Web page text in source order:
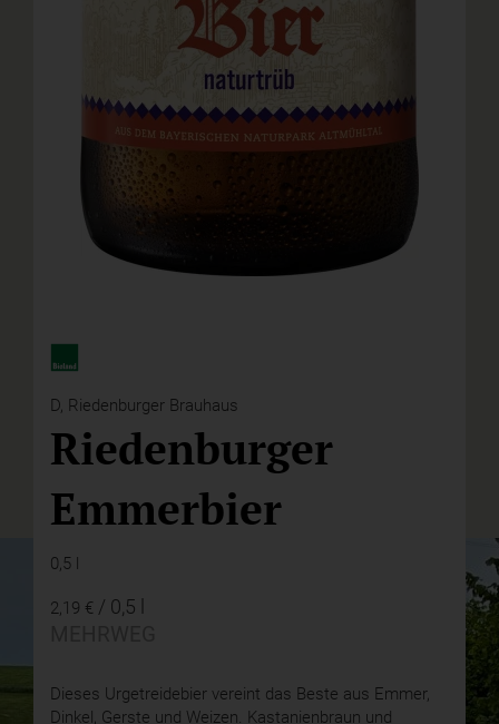
D, Riedenburger Brauhaus
Riedenburger
Emmerbier
0,5 l
2,19 € / 0,5 l
Dieses Urgetreidebier vereint das Beste aus Emmer,
Dinkel, Gerste und Weizen. Kastanienbraun und